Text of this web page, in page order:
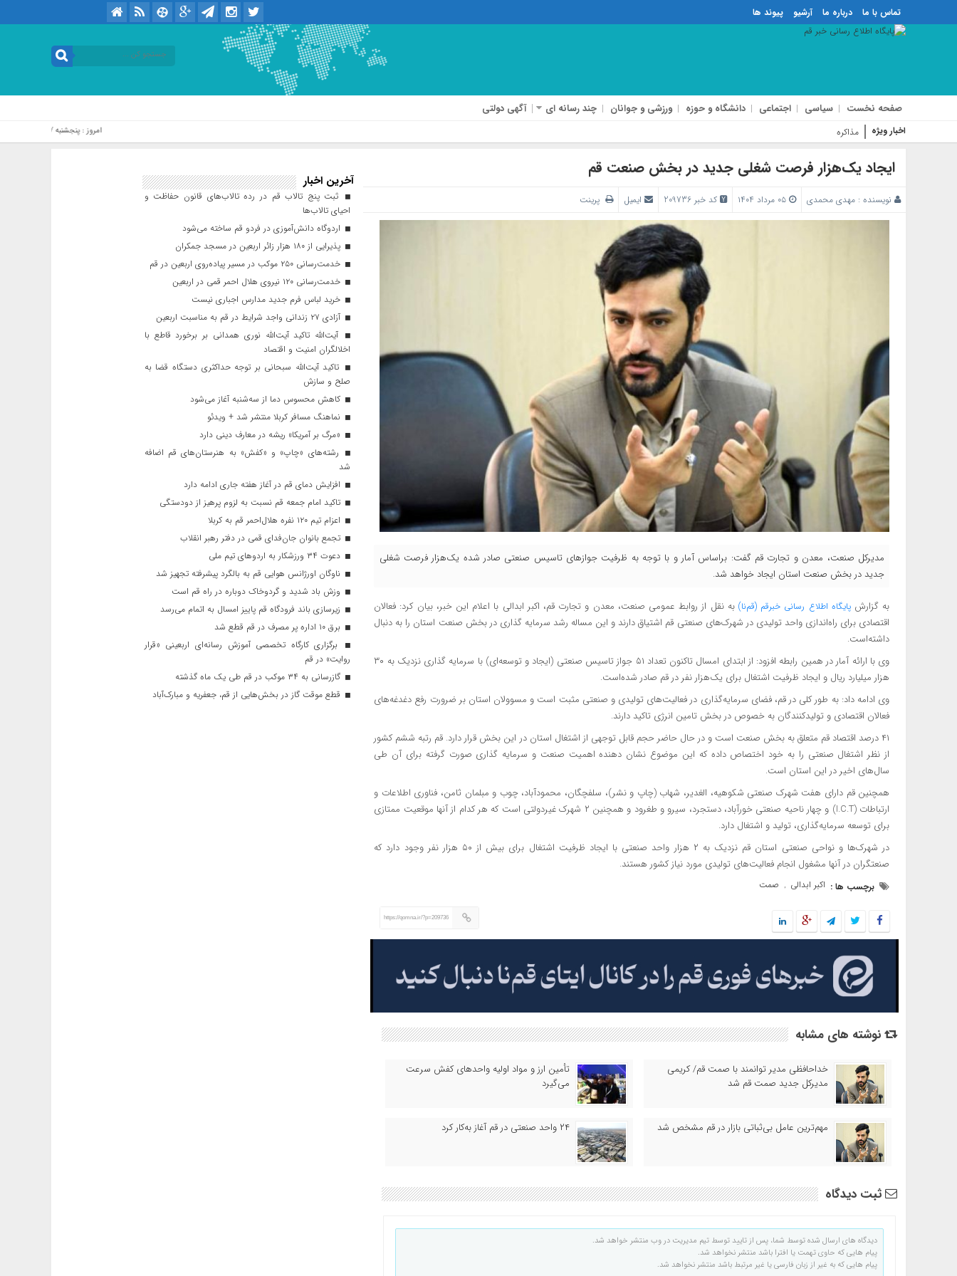
تماس با ما درباره ما آرشیو پیوند ها
صفحه نخست سیاسی اجتماعی دانشگاه و حوزه ورزشی و جوانان چند رسانه ای آگهی دولتی
اخبار ویژه مذاکره با آمریکا تأمین‌کنن امروز : پنجشنبه / ۱۵ مرداد / ۱۴۰۵ .::. برابر با : Thursday, 6 August , 2026
ایجاد یک‌هزار فرصت شغلی جدید در بخش صنعت قم
نویسنده : مهدی محمدی کد خبر 209736 ایمیل پرینت
مدیرکل صنعت، معدن و تجارت قم گفت: براساس آمار و با توجه به ظرفیت جواز‌های تاسیس صنعتی صادر شده یک‌هزار فرصت شغلی
جدید در بخش صنعت استان ایجاد خواهد شد.
به گزارشپایگاه اطلاع رسانی خبرقم (قم‌نا) به نقل از روابط عمومی صنعت، معدن و تجارت قم، اکبر ابدالی با اعلام این خبر، بیان کرد: فعالان
اقتصادی برای راه‌اندازی واحد تولیدی در شهرک‌های صنعتی قم اشتیاق دارند و این مساله رشد سرمایه گذاری در بخش صنعت استان را به دنبال
داشته‌است.
وی با ارائه آمار در همین رابطه افزود: از ابتدای امسال تاکنون تعداد ۵۱ جواز تاسیس صنعتی (ایجاد و توسعه‌ای) با سرمایه گذاری نزدیک به ۳۰
هزار میلیارد ریال و ایجاد ظرفیت اشتغال برای یک‌هزار نفر در قم صادر شده‌است.
وی ادامه داد: به طور کلی در قم، فضای سرمایه‌گذاری در فعالیت‌های تولیدی و صنعتی مثبت است و مسوولان استان بر ضرورت رفع دغدغه‌های
فعالان اقتصادی و تولیدکنندگان به خصوص در بخش تامین انرژی تاکید دارند.
۴۱ درصد اقتصاد قم متعلق به بخش صنعت است و در حال حاضر حجم قابل توجهی از اشتغال استان در این بخش قرار دارد. قم رتبه ششم کشور
از نظر اشتغال صنعتی را به خود اختصاص داده که این موضوع نشان دهنده اهمیت صنعت و سرمایه گذاری صورت گرفته برای آن طی
سال‌های اخیر در این استان است.
همچنین قم دارای هفت شهرک صنعتی شکوهیه، الغدیر، شهاب (چاپ و نشر)، سلفچگان، محمودآباد، چوب و مبلمان ثامن، فناوری اطلاعات و
ارتباطات (I.C.T) و چهار ناحیه صنعتی خورآباد، دستجرد، سیرو و طغرود و همچنین ۲ شهرک غیردولتی است که هر کدام از آنها موقعیت ممتازی
برای توسعه سرمایه‌گذاری، تولید و اشتغال دارد.
در شهرک‌ها و نواحی صنعتی استان قم نزدیک به ۲ هزار واحد صنعتی با ایجاد ظرفیت اشتغال برای بیش از ۵۰ هزار نفر وجود دارد که
صنعتگران در آنها مشغول انجام فعالیت‌های تولیدی مورد نیاز کشور هستند.
برچسب ها : اکبر ابدالی , صمت
https://qomna.ir/?p=209736
نوشته های مشابه
خداحافظی مدیر توانمند با صمت قم/ کریمی
مدیرکل جدید صمت قم شد
تأمین ارز و مواد اولیه واحدهای کفش سرعت
می‌گیرد
مهم‌ترین عامل بی‌ثباتی بازار در قم مشخص شد ۲۴ واحد صنعتی در قم آغاز به‌کار کرد
ثبت دیدگاه
دیدگاه های ارسال شده توسط شما، پس از تایید توسط تیم مدیریت در وب منتشر خواهد شد.
پیام هایی که حاوی تهمت یا افترا باشد منتشر نخواهد شد.
پیام هایی که به غیر از زبان فارسی یا غیر مرتبط باشد منتشر نخواهد شد.
آخرین اخبار
ثبت پنج تالاب قم در رده تالاب‌های قانون حفاظت و
احیای تالاب‌ها
اردوگاه دانش‌آموزی در فردو قم ساخته می‌شود
پذیرایی از ۱۸۰ هزار زائر اربعین در مسجد جمکران
خدمت‌رسانی ۲۵۰ موکب در مسیر پیاده‌روی اربعین در قم
خدمت‌رسانی ۱۲۰ نیروی هلال احمر قمی در اربعین
خرید لباس فرم جدید مدارس اجباری نیست
آزادی ۲۷ زندانی واجد شرایط در قم به مناسبت اربعین
آیت‌الله تاکید آیت‌الله نوری همدانی بر برخورد قاطع با
اخلالگران امنیت و اقتصاد
تاکید آیت‌الله‌ سبحانی بر توجه حداکثری دستگاه قضا به
صلح و سازش
کاهش محسوس دما از سه‌شنبه آغاز می‌شود
نماهنگ مسافر کربلا منتشر شد + ویدئو
«مرگ بر آمریکا» ریشه در معارف دینی دارد
رشته‌های «چاپ» و «کفش» به هنرستان‌های قم اضافه
شد
افزایش دمای قم در آغاز هفته جاری ادامه دارد
تاکید امام جمعه قم نسبت به لزوم پرهیز از دودستگی
اعزام تیم ۱۲۰ نفره هلال‌احمر قم به کربلا
تجمع بانوان جان‌فدای قمی در دفتر رهبر انقلاب
دعوت ۳۴ ورزشکار به اردوهای تیم ملی
ناوگان اورژانس هوایی قم به بالگرد پیشرفته تجهیز شد
وزش باد شدید و گردوخاک دوباره در راه قم است
زیرسازی باند فرودگاه قم پاییز امسال به اتمام می‌رسد
برق ۱۰ اداره پر مصرف در قم قطع شد
برگزاری کارگاه تخصصی آموزش رسانه‌ای اربعینی «قرار
روایت» در قم
گازرسانی به ۳۴ موکب در قم طی یک ماه گذشته
قطع موقت گاز در بخش‌هایی از قم، جعفریه و مبارک‌آباد